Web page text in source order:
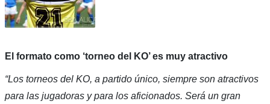
El formato como ‘torneo del KO’ es muy atractivo
“Los torneos del KO, a partido único, siempre son atractivos
para las jugadoras y para los aficionados. Será un gran